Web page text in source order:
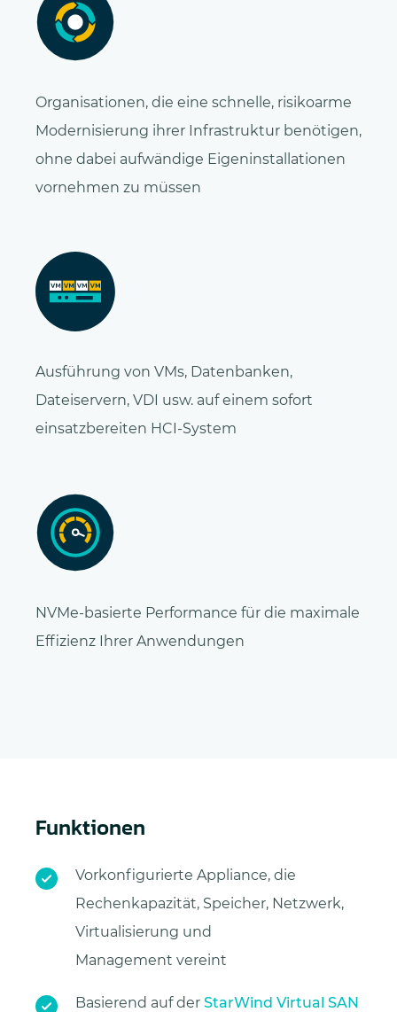
Organisationen, die eine schnelle, risikoarme
Modernisierung ihrer Infrastruktur benötigen,
ohne dabei aufwändige Eigeninstallationen
vornehmen zu müssen
Ausführung von VMs, Datenbanken,
Dateiservern, VDI usw. auf einem sofort
einsatzbereiten HCI-System
NVMe-basierte Performance für die maximale
Effizienz Ihrer Anwendungen
Funktionen
Vorkonfigurierte Appliance, die
Rechenkapazität, Speicher, Netzwerk,
Virtualisierung und
Management vereint
Basierend auf der StarWind Virtual SAN